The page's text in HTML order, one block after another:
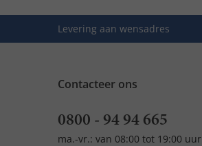
Levering aan wensadres
Contacteer ons
0800 - 94 94 665
ma.-vr.: van 08:00 tot 19:00 uur